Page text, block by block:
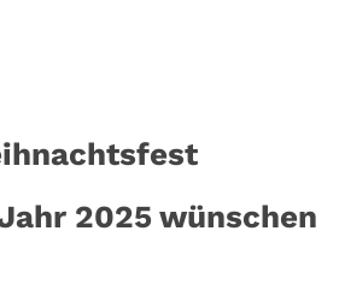
2025 wünschen